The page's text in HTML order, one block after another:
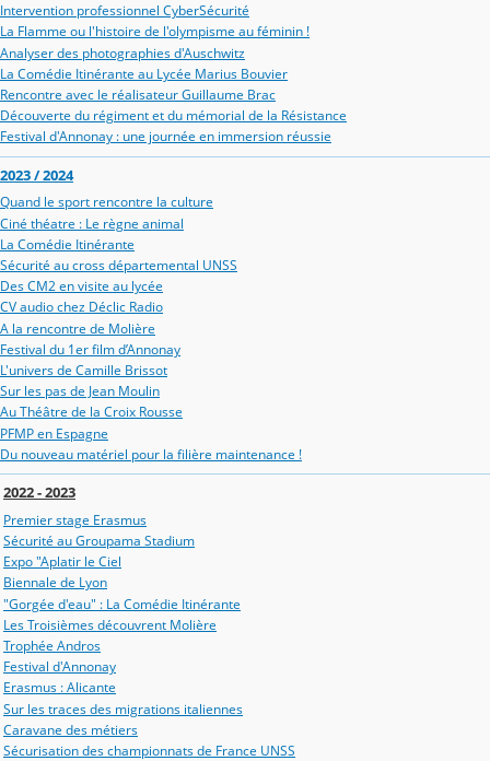
Intervention professionnel CyberSécurité
La Flamme ou l'histoire de l'olympisme au féminin !
Analyser des photographies d'Auschwitz
La Comédie Itinérante au Lycée Marius Bouvier
Rencontre avec le réalisateur Guillaume Brac
Découverte du régiment et du mémorial de la Résistance
Festival d'Annonay : une journée en immersion réussie
2023 / 2024
Quand le sport rencontre la culture
Ciné théatre : Le règne animal
La Comédie Itinérante
Sécurité au cross départemental UNSS
Des CM2 en visite au lycée
CV audio chez Déclic Radio
A la rencontre de Molière
Festival du 1er film d’Annonay
L'univers de Camille Brissot
Sur les pas de Jean Moulin
Au Théâtre de la Croix Rousse
PFMP en Espagne
Du nouveau matériel pour la filière maintenance !
2022 - 2023
Premier stage Erasmus
Sécurité au Groupama Stadium
Expo "Aplatir le Ciel
Biennale de Lyon
"Gorgée d'eau" : La Comédie Itinérante
Les Troisièmes découvrent Molière
Trophée Andros
Festival d'Annonay
Erasmus : Alicante
Sur les traces des migrations italiennes
Caravane des métiers
Sécurisation des championnats de France UNSS